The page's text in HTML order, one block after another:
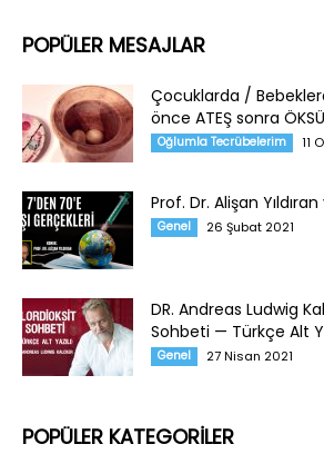
POPÜLER MESAJLAR
Çocuklarda /
önce ATEŞ sonra
Oğlumla Tecrübelerim 11
Prof. Dr. Alişan
Genel 26 Şubat 2021
DR. Andreas Ludwig
Sohbeti — Türkçe Alt
Genel 27 Nisan 2021
POPÜLER KATEGORİLER